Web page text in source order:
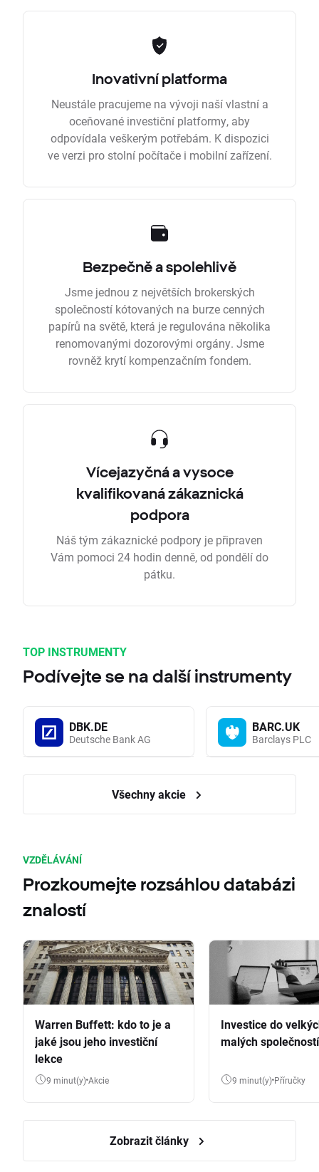
Inovativní platforma
Neustále pracujeme na vývoji naší vlastní a
oceňované investiční platformy, aby
odpovídala veškerým potřebám. K dispozici
ve verzi pro stolní počítače i mobilní zařízení.
Bezpečně a spolehlivě
Jsme jednou z největších brokerských
společností kótovaných na burze cenných
papírů na světě, která je regulována několika
renomovanými dozorovými orgány. Jsme
rovněž krytí kompenzačním fondem.
Vícejazyčná a vysoce
kvalifikovaná zákaznická
podpora
Náš tým zákaznické podpory je připraven
Vám pomoci 24 hodin denně, od pondělí do
pátku.
TOP INSTRUMENTY
Podívejte se na další instrumenty
DBK.DE
Deutsche Bank AG
BARC.UK
Barclays PLC
Všechny akcie
VZDĚLÁVÁNÍ
Prozkoumejte rozsáhlou databázi
znalostí
Warren Buffett: kdo to je a
jaké jsou jeho investiční
lekce
9 minut(y) Akcie
Investice do
malých společností
9 minut(y) Příručky
Zobrazit články